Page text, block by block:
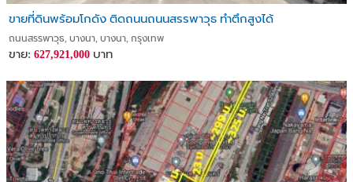
ขายที่ดินพร้อมโกดัง ติดถนนถนนสรรพาวุธ ทำตึกสูงได้
ถนนสรรพาวุธ, บางนา, บางนา, กรุงเทพ
ขาย: 627,921,000 บาท